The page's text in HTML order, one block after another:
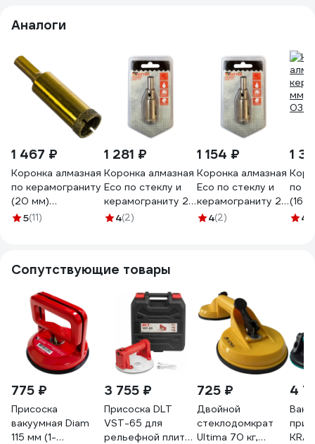
Аналоги
1 467 ₽
Коронка алмазная
по керамограниту
(20 мм)
ПРАКТИКА 035-
5(11)
1 281 ₽
Коронка алмазная
Eco по стеклу и
керамограниту 25
мм RITTER
4(2)
1 154 ₽
Коронка алмазная
Eco по стеклу и
керамограниту 22
мм RITTER
4(2)
1
по
(16
4.8
Сопутствующие товары
775 ₽
Присоска
вакуумная Diam
115 мм (1-
3 755 ₽
Присоска DLT
VST-65 для
рельефной плитки
725 ₽
Двойной
стеклодомкрат
Ultima 70 кг,
4